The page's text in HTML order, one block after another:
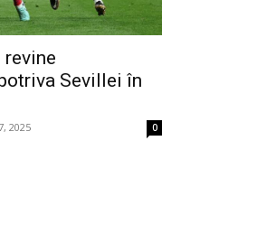
Sevillei în
2025 0